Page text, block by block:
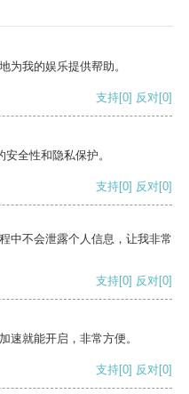
为我的娱乐提供帮助。
支持[0] 反对[0]
全性和隐私保护。
支持[0] 反对[0]
中不会泄露个人信息，让我非常
支持[0] 反对[0]
速就能开启，非常方便。
支持[0] 反对[0]